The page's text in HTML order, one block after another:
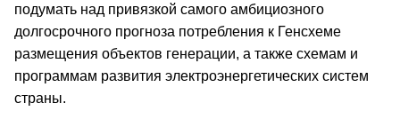
подумать над привязкой самого амбициозного
долгосрочного прогноза потребления к Генсхеме
размещения объектов генерации, а также схемам и
программам развития электроэнергетических систем
страны.